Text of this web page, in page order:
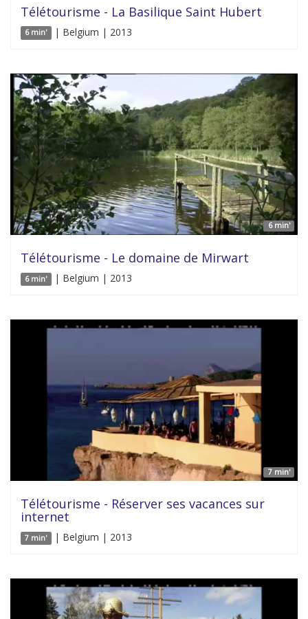
Télétourisme - La Basilique Saint Hubert
6 min' | Belgium | 2013
6 min'
Télétourisme - Le domaine de Mirwart
6 min' | Belgium | 2013
7 min'
Télétourisme - Réserver ses vacances sur
internet
7 min' | Belgium | 2013